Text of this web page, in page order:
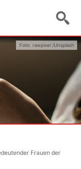
Foto: rawpixel /Unsplash
Frauen der